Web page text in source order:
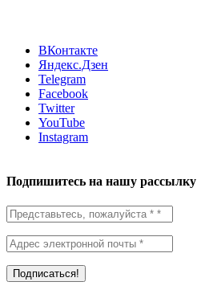
ВКонтакте
Яндекс.Дзен
Telegram
Facebook
Twitter
YouTube
Instagram
Подпишитесь на нашу рассылку